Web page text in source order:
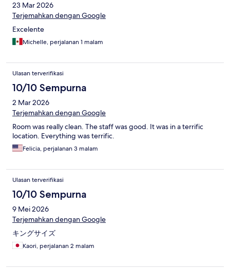
23 Mar 2026
Terjemahkan dengan Google
Excelente
Michelle, perjalanan 1 malam
Ulasan terverifikasi
10/10 Sempurna
2 Mar 2026
Terjemahkan dengan Google
Room was really clean. The staff was good. It was in a terrific
location. Everything was terrific.
Felicia, perjalanan 3 malam
Ulasan terverifikasi
10/10 Sempurna
9 Mei 2026
Terjemahkan dengan Google
キングサイズ
Kaori, perjalanan 2 malam